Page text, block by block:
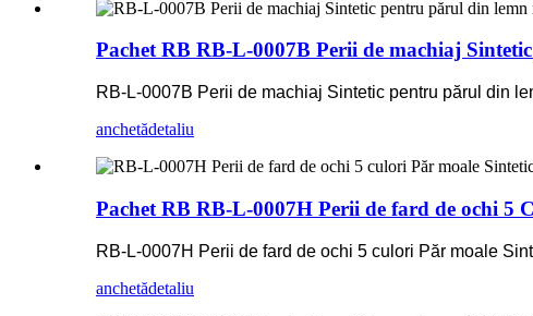
Pachet RB RB-L-0007B Perii de machiaj
RB-L-0007B Perii de machiaj Sintetic pentru părul din
anchetădetaliu
Pachet RB RB-L-0007H Perii de fard de ochi 5
RB-L-0007H Perii de fard de ochi 5 culori Păr moale
anchetădetaliu